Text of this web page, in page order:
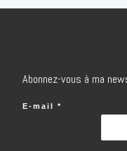
Abonnez-vous à ma
E-mail *